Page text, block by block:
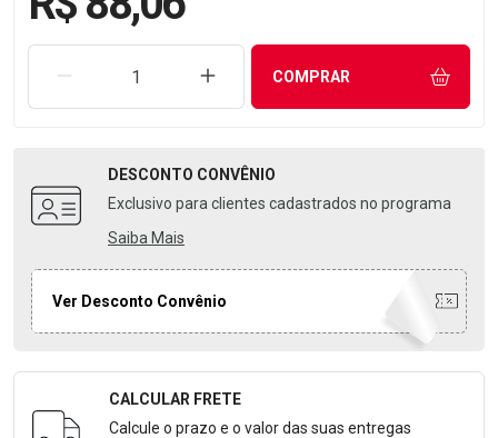
REMOVER UMA UNIDADEAUMENTAR UMA UNIDADE
COMPRAR
DESCONTO CONVÊNIO
Exclusivo para clientes cadastrados no programa
Saiba Mais
Ver Desconto Convênio
Formulário para Calcular o Frete
CALCULAR FRETE
Calcule o prazo e o valor das suas entregas